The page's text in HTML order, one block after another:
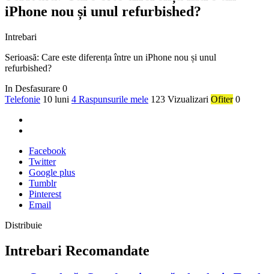
iPhone nou și unul refurbished?
Intrebari
Serioasă: Care este diferența între un iPhone nou și unul
refurbished?
In Desfasurare 0
Telefonie 10 luni 4 Raspunsurile mele 123 Vizualizari Ofiter 0
Facebook
Twitter
Google plus
Tumblr
Pinterest
Email
Distribuie
Intrebari Recomandate